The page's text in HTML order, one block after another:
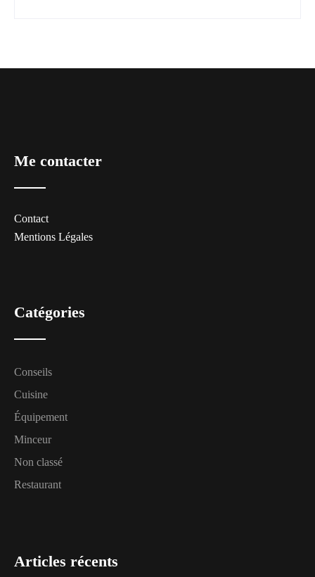
Me contacter
Contact
Mentions Légales
Catégories
Conseils
Cuisine
Équipement
Minceur
Non classé
Restaurant
Articles récents